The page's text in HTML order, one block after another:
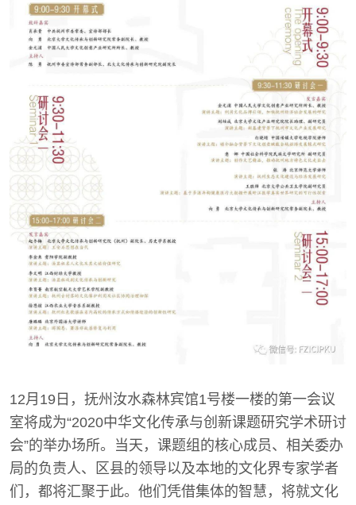
12月19日，抚州汝水森林宾馆1号楼一楼的第一会议
室将成为“2020中华文化传承与创新课题研究学术研讨
会”的举办场所。当天，课题组的核心成员、相关委办
局的负责人、区县的领导以及本地的文化界专家学者
们，都将汇聚于此。他们凭借集体的智慧，将就文化